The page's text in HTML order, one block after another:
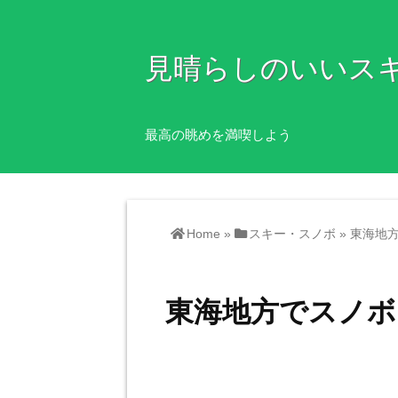
見晴らしのいいス
最高の眺めを満喫しよう
Home » スキー・スノボ » 東海地
東海地方でスノ